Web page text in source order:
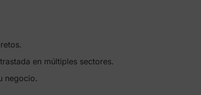
en múltiples sectores.
negocio.